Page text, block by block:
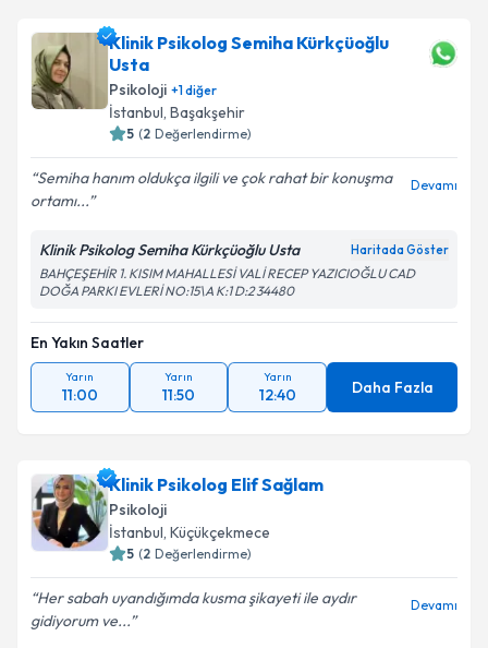
Klinik Psikolog Semiha Kürkçüoğlu
Usta
Psikoloji +1diğer
İstanbul, Başakşehir
5 (2 Değerlendirme)
Semiha hanım oldukça ilgili ve çok rahat bir konuşma
ortamı...
Devamı
Klinik Psikolog Semiha Kürkçüoğlu Usta Haritada Göster
BAHÇEŞEHİR 1. KISIM MAHALLESİ VALİ RECEP YAZICIOĞLU CAD
DOĞA PARKI EVLERİ NO:15\A K:1 D:2 34480
En Yakın Saatler
Yarın
11:00
Yarın
11:50
Yarın
12:40 Daha Fazla
Klinik Psikolog Elif Sağlam
Psikoloji
İstanbul, Küçükçekmece
5 (2 Değerlendirme)
Her sabah uyandığımda kusma şikayeti ile aydır
gidiyorum ve...
Devamı